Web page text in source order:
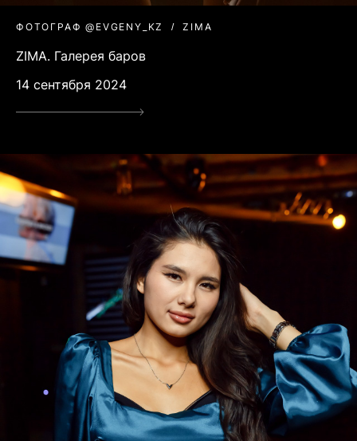
ФОТОГРАФ @EVGENY_KZ ZIMA
ZIMA. Галерея баров
14 сентября 2024